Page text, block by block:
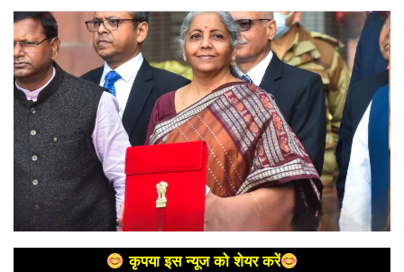
कृपया इस न्यूज को शेयर करें